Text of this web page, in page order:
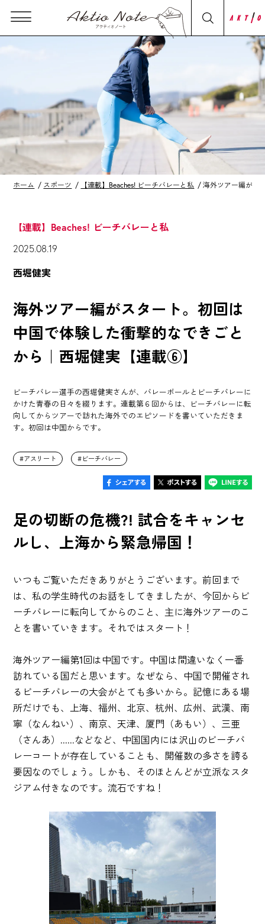
ホーム スポーツ 【連載】Beaches! ビーチバレーと私 海外ツアー編がス
【連載】Beaches! ビーチバレーと私
2025.08.19
西堀健実
海外ツアー編がスタート。初回は
中国で体験した衝撃的なできごと
から｜西堀健実【連載⑥】
ビーチバレー選手の西堀健実さんが、バレーボールとビーチバレーに
かけた青春の日々を綴ります。連載第６回からは、ビーチバレーに転
向してからツアーで訪れた海外でのエピソードを書いていただきま
す。初回は中国からです。
アスリート ビーチバレー
足の切断の危機?! 試合をキャンセ
ルし、上海から緊急帰国！
いつもご覧いただきありがとうございます。前回まで
は、私の学生時代のお話をしてきましたが、今回からビ
ーチバレーに転向してからのこと、主に海外ツアーのこ
とを書いていきます。それではスタート！
海外ツアー編第1回は中国です。中国は間違いなく一番
訪れている国だと思います。なぜなら、中国で開催され
るビーチバレーの大会がとても多いから。記憶にある場
所だけでも、上海、福州、北京、杭州、広州、武漢、南
寧（なんねい）、南京、天津、厦門（あもい）、三亜
（さんあ）......などなど、中国国内には沢山のビーチバ
レーコートが存在していることも、開催数の多さを誇る
要因なのでしょう。しかも、そのほとんどが立派なスタ
ジアム付きなのです。流石ですね！